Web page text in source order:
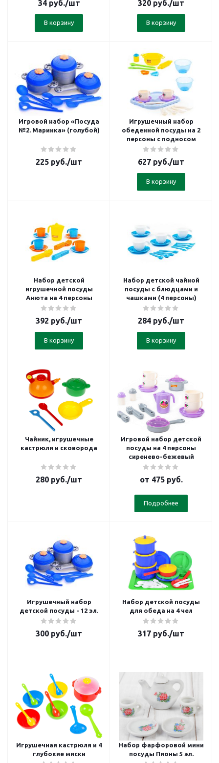
34руб./шт
В корзину
320 руб./шт
В корзину
Игровой набор «Посуда
№2. Маринка» (голубой)
225 руб./шт
Игрушечный набор
обеденной посуды на 2
персоны с подносом
627 руб./шт
В корзину
Набор детской
игрушечной посуды
Анюта на 4 персоны
392 руб./шт
В корзину
Набор детской чайной
посуды с блюдцами и
чашками (4 персоны)
284 руб./шт
В корзину
Чайник, игрушечные
кастрюли и сковорода
280 руб./шт
Игровой набор детской
посуды на 4 персоны
сиренево-бежевый
от 475 руб.
Подробнее
Игрушечный набор
детской посуды - 12 эл.
300 руб./шт
Набор детской посуды
для обеда на 4 чел
317 руб./шт
Игрушечная кастрюля и 4
глубокие миски
Набор фарфоровой мини
посуды Пионы 5 эл.